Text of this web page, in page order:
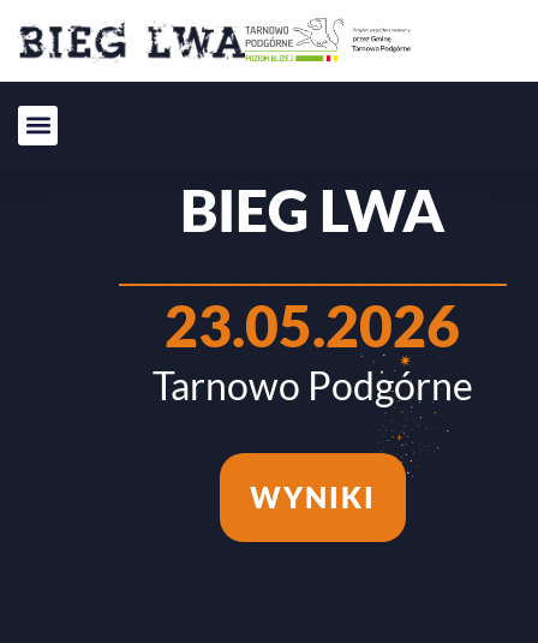
BIEG LWA
_________________
23.05.2026
Tarnowo Podgórne
WYNIKI